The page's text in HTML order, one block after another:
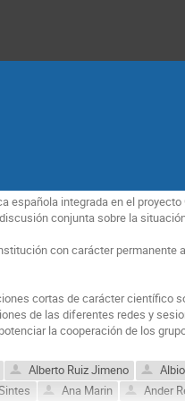
integrada en el
conjunta sobre la
con carácter permanente
cortas de carácter científico
de las diferentes redes y
la cooperación de los
Alberto Ruiz Jimeno
Ana Marin Ander